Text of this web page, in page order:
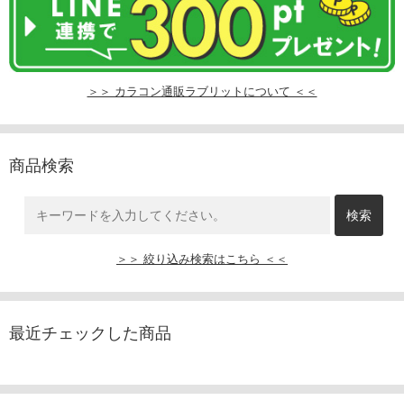
＞＞ カラコン通販ラブリットについて ＜＜
商品検索
＞＞ 絞り込み検索はこちら ＜＜
最近チェックした商品